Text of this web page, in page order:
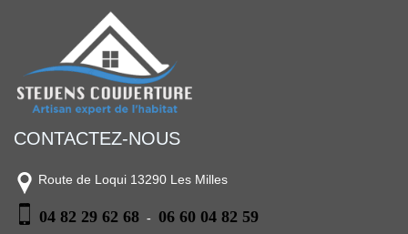
CONTACTEZ-NOUS
Route de Loqui 13290 Les Milles
04 82 29 62 68 - 06 60 04 82 59